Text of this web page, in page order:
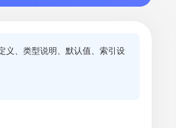
义、类型说明、默认值、索引设